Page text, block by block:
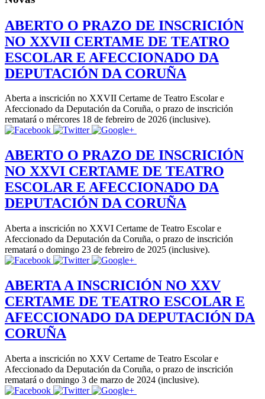
ABERTO O PRAZO DE INSCRICIÓN
NO XXVII CERTAME DE TEATRO
ESCOLAR E AFECCIONADO DA
DEPUTACIÓN DA CORUÑA
Aberta a inscrición no XXVII Certame de Teatro Escolar e
Afeccionado da Deputación da Coruña, o prazo de inscrición
rematará o mércores 18 de febreiro de 2026 (inclusive).
ABERTO O PRAZO DE INSCRICIÓN
NO XXVI CERTAME DE TEATRO
ESCOLAR E AFECCIONADO DA
DEPUTACIÓN DA CORUÑA
Aberta a inscrición no XXVI Certame de Teatro Escolar e
Afeccionado da Deputación da Coruña, o prazo de inscrición
rematará o domingo 23 de febreiro de 2025 (inclusive).
ABERTA A INSCRICIÓN NO XXV
CERTAME DE TEATRO ESCOLAR E
AFECCIONADO DA DEPUTACIÓN DA
CORUÑA
Aberta a inscrición no XXV Certame de Teatro Escolar e
Afeccionado da Deputación da Coruña, o prazo de inscrición
rematará o domingo 3 de marzo de 2024 (inclusive).